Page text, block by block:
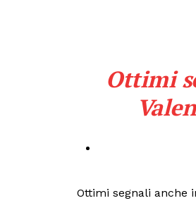
Ottimi
Ottimi segnali anche